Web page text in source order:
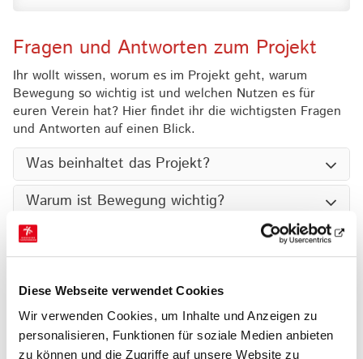
Diese Webseite verwendet Cookies
Wir verwenden Cookies, um Inhalte und Anzeigen zu
personalisieren, Funktionen für soziale Medien anbieten
zu können und die Zugriffe auf unsere Website zu
Fragen und Antworten zum Projekt
Ihr wollt wissen, worum es im Projekt geht, warum
Bewegung so wichtig ist und welchen Nutzen es für
euren Verein hat? Hier findet ihr die wichtigsten Fragen
und Antworten auf einen Blick.
Was beinhaltet das Projekt?
Warum ist Bewegung wichtig?
Was bietet das Projekt?
Wie unterstützt der HTV die Projektvereine?